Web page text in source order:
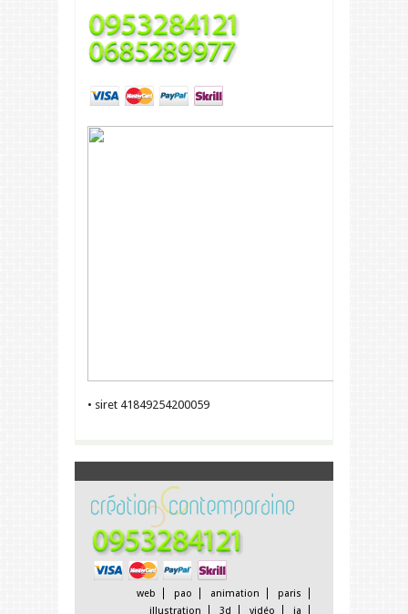
• siret 41849254200059
web pao animation
paris
illustration
3d vidéo ia